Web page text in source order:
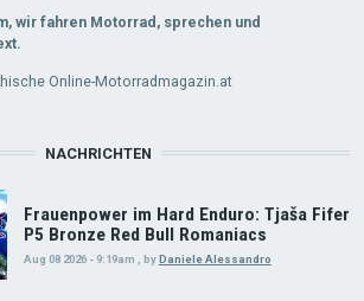
wir fahren Motorrad, sprechen und
Online-Motorradmagazin.at
NACHRICHTEN
Frauenpower im Hard Enduro: Tjaša Fifer
P5 Bronze Red Bull Romaniacs
Aug 08 2026 - 9:19am byDaniele Alessandro